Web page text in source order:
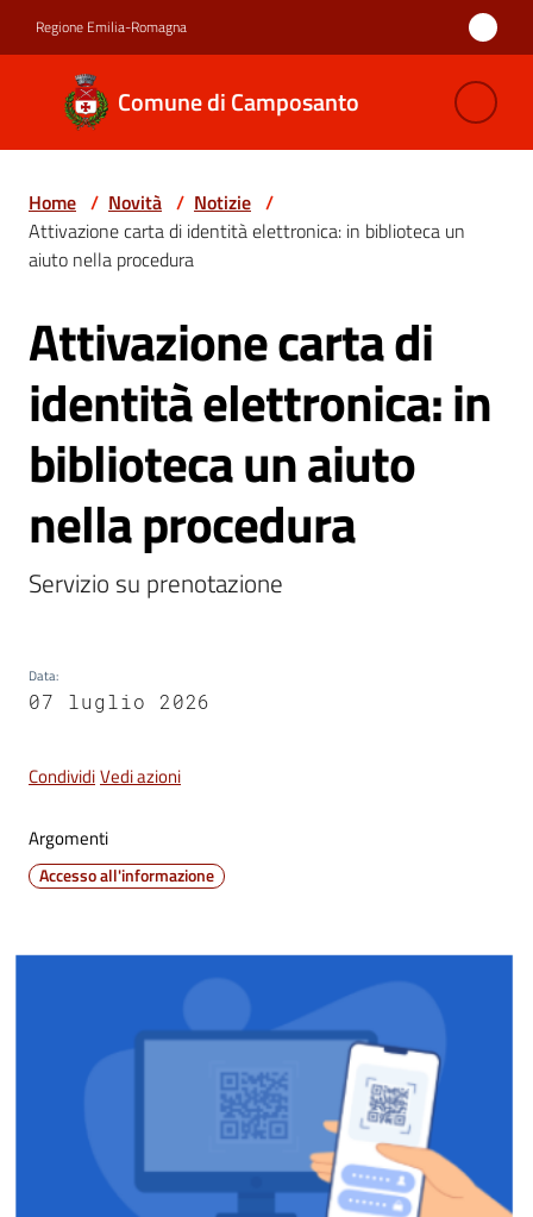
Regione Emilia-Romagna
Comune di Camposanto
Comune di
Camposanto
Amministrazione
Servizi
Vivere
Camposanto
C
s
i
l
i
o
n
n
Sportello
Home / Novità / Notizie /
Attivazione carta di identità elettronica: in biblioteca un
aiuto nella procedura
Salta al contenuto
Attivazione carta di
identità elettronica: in
biblioteca un aiuto
nella procedura
Servizio su prenotazione
Data:
07 luglio 2026
CondividiVedi azioni
Argomenti
Accesso all'informazione